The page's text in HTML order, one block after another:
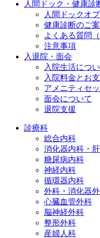
人間ドック・健康診
人間ドックオ
健康診断のご
よくある質問
注意事項
入退院・面会
入院生活につ
入院料金とお
アメニティセ
面会について
退院支援
診療科
総合内科
消化器内科・
糖尿病内科
神経内科
循環器内科
外科・消化器
心臓血管外科
脳神経外科
整形外科
産婦人科